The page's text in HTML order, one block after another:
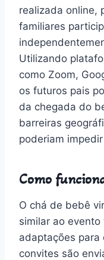
realizada online,
familiares
Utilizando
como Zoom,
os futuros pais
da chegada do
barreiras
poderiam
Como
O chá de bebê
similar ao
adaptações para
convites são